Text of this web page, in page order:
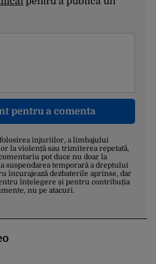
pentru a comenta
folosirea injuriilor, a limbajului
la violență sau trimiterea repetată,
pot duce nu doar la
suspendarea temporară a dreptului
încurajează dezbaterile aprinse, dar
înțelegere și pentru contribuția
nu pe atacuri.